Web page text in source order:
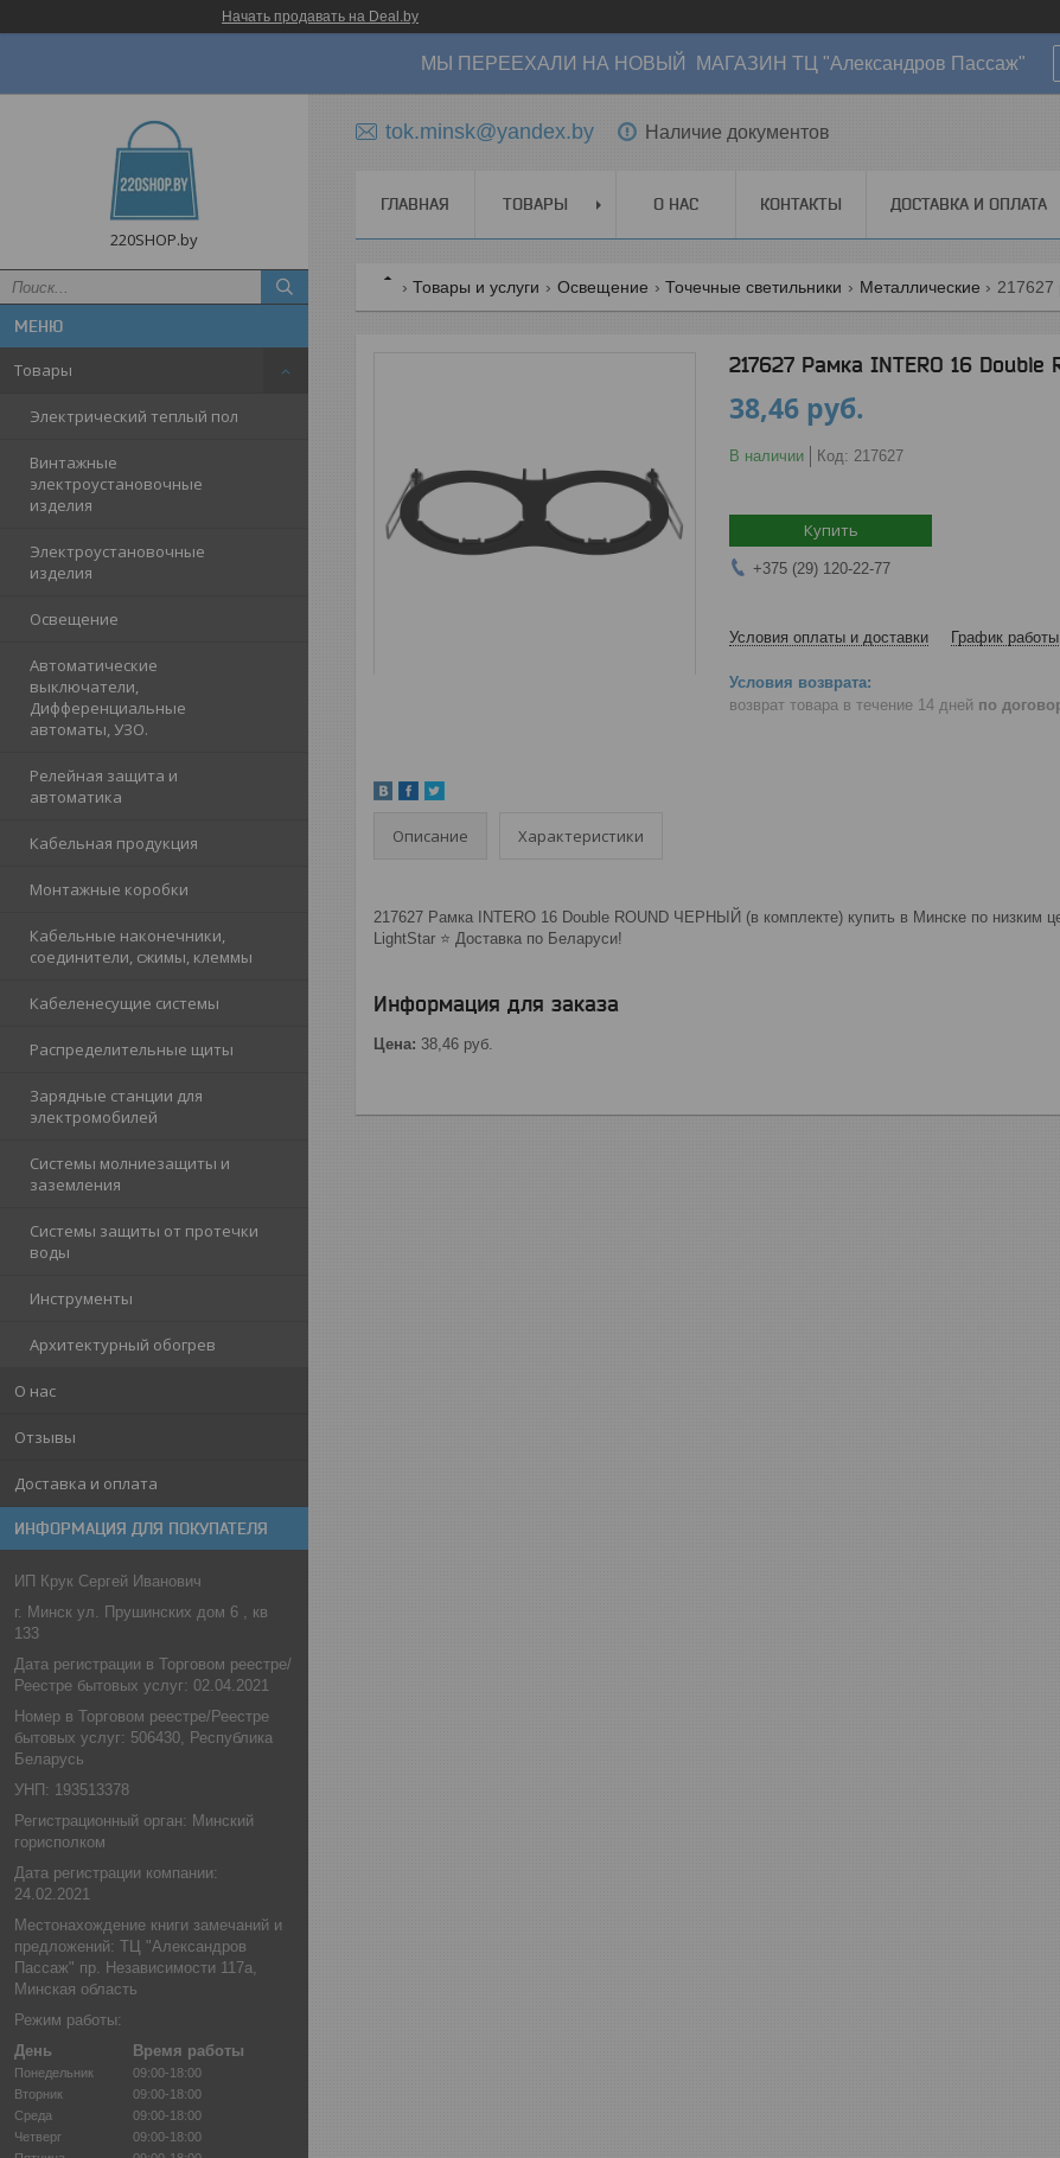
Начать продавать на Deal.by
МЫ ПЕРЕЕХАЛИ НА НОВЫЙ МАГАЗИН ТЦ "Александров Пассаж"
220SHOP.by
Товары
Электрический теплый пол
Винтажные
электроустановочные
изделия
Электроустановочные
изделия
Освещение
Автоматические
выключатели,
Дифференциальные
автоматы, УЗО.
Релейная защита и
автоматика
Кабельная продукция
Монтажные коробки
Кабельные наконечники,
соединители, сжимы, клеммы
Кабеленесущие системы
Распределительные щиты
Зарядные станции для
электромобилей
Системы молниезащиты и
заземления
Системы защиты от протечки
воды
Инструменты
Архитектурный обогрев
О нас
Отзывы
Доставка и оплата
ИНФОРМАЦИЯ ДЛЯ ПОКУПАТЕЛЯ
ИП Крук Сергей Иванович
г. Минск ул. Прушинских дом 6 , кв
133
Дата регистрации в Торговом реестре/
Реестре бытовых услуг: 02.04.2021
Номер в Торговом реестре/Реестре
бытовых услуг: 506430, Республика
Беларусь
УНП: 193513378
Регистрационный орган: Минский
горисполком
Дата регистрации компании:
24.02.2021
Местонахождение книги замечаний и
предложений: ТЦ "Александров
Пассаж" пр. Независимости 117а,
Минская область
Режим работы:
День
Время работы
Понедельник
09:00-18:00
Вторник
09:00-18:00
Среда
09:00-18:00
Четверг
09:00-18:00
tok.minsk@yandex.by Наличие документов
ГЛАВНАЯ ТОВАРЫ О НАС КОНТАКТЫ ДОСТАВКА И ОПЛАТА
Товары и услуги Освещение Точечные светильники Металлические 217627
217627 Рамка INTERO 16
38,46 руб.
В наличии Код: 217627
Купить
+375 (29) 120-22-77
Условия оплаты и доставки График работы
возврат товара в течение 14 дней по
Описание Характеристики
217627 Рамка INTERO 16 Double ROUND ЧЕРНЫЙ (в комплекте) купить в Минске по низким
LightStar ⭐️ Доставка по Беларуси!
Информация для заказа
Цена: 38,46 руб.